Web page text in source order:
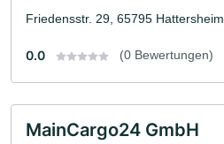
Friedensstr. 29, 65795 Hattersheim
0.0 (0 Bewertungen)
MainCargo24 GmbH